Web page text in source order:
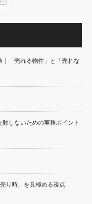
｜「売れる物件」と「売れな
敗しないための実務ポイント
り時」を見極める視点